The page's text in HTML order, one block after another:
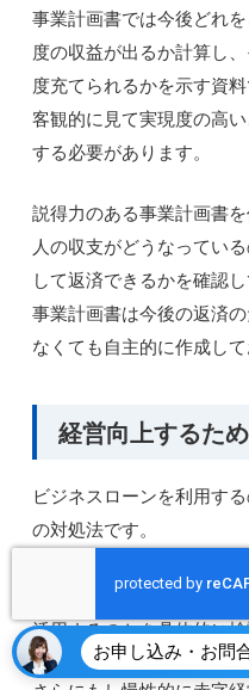
事業計画書では今後どれ
度の収益が出るか計算し
度充てられるかを示す資料
客観的に見て実現度の高
する必要があります。
説得力のある事業計画書
人の収支がどうなってい
して返済できるかを確認し
事業計画書は今後の返済
なくても自主的に作成して
経営向上するた
ビジネスローンを利用す
の対処法です。
あくまでも一時的な資金
そこでビジネスローンを
活用するのかを具体的に